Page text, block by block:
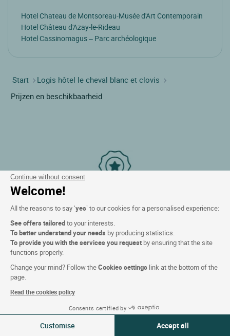
Continue without consent
Welcome!
All the reasons to say ‘yes’ to our cookies for a personalised experience:
See offers tailoredto your interests.
To better understand your needs by producing statistics.
To provide you with the services you request by ensuring that the site
functions properly.
Change your mind? Follow theCookies settings link at the bottom of the
page.
Read the cookies policy
Consents certified by
Customise Accept all
07-08 aug 2026
2 reizigers | 1 kamer
Hotel Chateau de Montsoreau-Musée d'Art Contemporain
Hotel Château d'Azay-le-Rideau
Hotel Cassinomagus – Parc archéologique
Start
Logis hôtel le cheval blanc et clovis
Prijzen en beschikbaarheid
Gegarandeerd het beste tarief!
We betalen u het verschil terug als u elders
goedkoper vindt.
Het loyaliteitsprogramma